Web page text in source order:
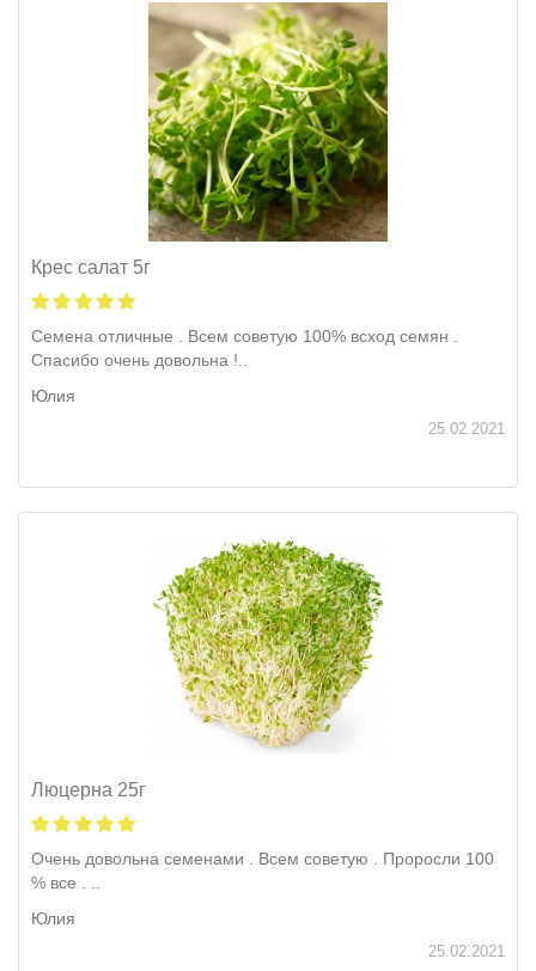
Крес салат 5г
Семена отличные . Всем советую 100% всход семян .
Спасибо очень довольна !..
Юлия
25.02.2021
Люцерна 25г
Очень довольна семенами . Всем советую . Проросли 100
% все . ..
Юлия
25.02.2021